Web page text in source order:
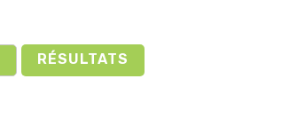
RÉSULTATS